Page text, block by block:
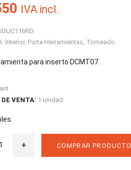
IVA incl.
Interior, Porta Herramientas, Torneado
para inserto DCMT07.
DE VENTA: 1 unidad
+ COMPRAR PRODUCTO